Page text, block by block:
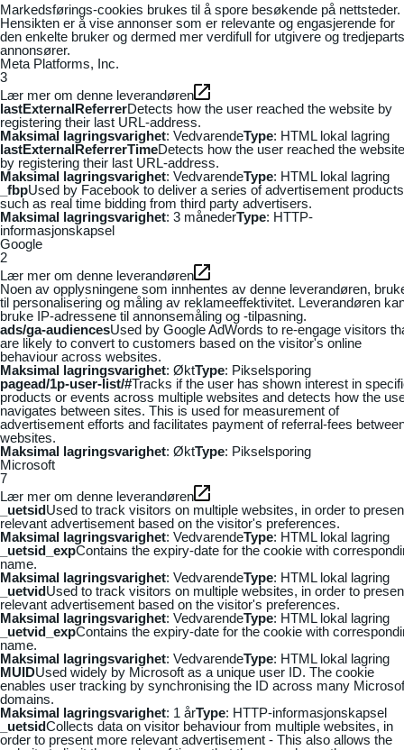
Markedsførings-cookies brukes til å spore besøkende på nettsteder.
Hensikten er å vise annonser som er relevante og engasjerende for
den enkelte bruker og dermed mer verdifull for utgivere og tredjeparts
annonsører.
Meta Platforms, Inc.
3
Lær mer om denne leverandøren
lastExternalReferrerDetects how the user reached the website by
registering their last URL-address.
Maksimal lagringsvarighet: VedvarendeType: HTML lokal lagring
lastExternalReferrerTimeDetects how the user reached the website
by registering their last URL-address.
Maksimal lagringsvarighet: VedvarendeType: HTML lokal lagring
_fbpUsed by Facebook to deliver a series of advertisement products
such as real time bidding from third party advertisers.
Maksimal lagringsvarighet: 3 månederType: HTTP-
informasjonskapsel
Google
2
Lær mer om denne leverandøren
Noen av opplysningene som innhentes av denne leverandøren,
til personalisering og måling av reklameeffektivitet. Leverandøren
bruke IP-adressene til annonsemåling og -tilpasning.
ads/ga-audiencesUsed by Google AdWords to re-engage visitors
are likely to convert to customers based on the visitor's online
behaviour across websites.
Maksimal lagringsvarighet: ØktType: Pikselsporing
pagead/1p-user-list/#Tracks if the user has shown interest in
products or events across multiple websites and detects how the
navigates between sites. This is used for measurement of
advertisement efforts and facilitates payment of referral-fees
websites.
Maksimal lagringsvarighet: ØktType: Pikselsporing
Microsoft
7
Lær mer om denne leverandøren
_uetsidUsed to track visitors on multiple websites, in order to
relevant advertisement based on the visitor's preferences.
Maksimal lagringsvarighet: VedvarendeType: HTML lokal lagring
_uetsid_expContains the expiry-date for the cookie with
name.
Maksimal lagringsvarighet: VedvarendeType: HTML lokal lagring
_uetvidUsed to track visitors on multiple websites, in order to
relevant advertisement based on the visitor's preferences.
Maksimal lagringsvarighet: VedvarendeType: HTML lokal lagring
_uetvid_expContains the expiry-date for the cookie with
name.
Maksimal lagringsvarighet: VedvarendeType: HTML lokal lagring
MUIDUsed widely by Microsoft as a unique user ID. The cookie
enables user tracking by synchronising the ID across many
domains.
Maksimal lagringsvarighet: 1 årType: HTTP-informasjonskapsel
_uetsidCollects data on visitor behaviour from multiple websites, in
order to present more relevant advertisement - This also allows the